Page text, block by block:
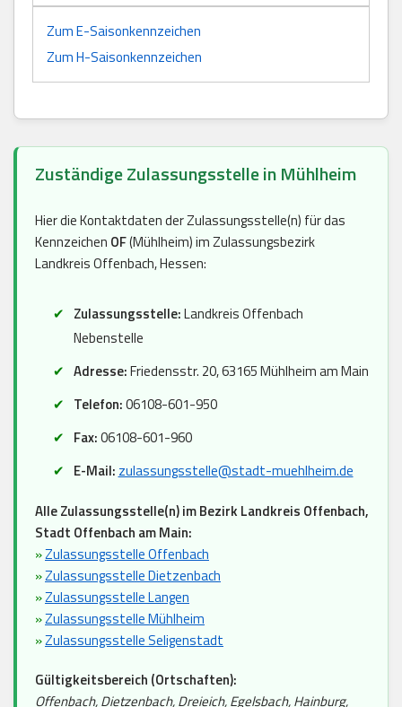
Zum E-Saisonkennzeichen
Zum H-Saisonkennzeichen
Zuständige Zulassungsstelle in Mühlheim
Hier die Kontaktdaten der Zulassungsstelle(n) für das
Kennzeichen OF(Mühlheim) im Zulassungsbezirk
Landkreis Offenbach, Hessen:
Zulassungsstelle:Landkreis Offenbach
Nebenstelle
Adresse:Friedensstr. 20, 63165 Mühlheim am Main
Telefon:06108-601-950
Fax:06108-601-960
E-Mail: zulassungsstelle@stadt-muehlheim.de
Alle Zulassungsstelle(n) im Bezirk Landkreis Offenbach,
Stadt Offenbach am Main:
»Zulassungsstelle Offenbach
»Zulassungsstelle Dietzenbach
»Zulassungsstelle Langen
»Zulassungsstelle Mühlheim
»Zulassungsstelle Seligenstadt
Gültigkeitsbereich (Ortschaften):
Offenbach, Dietzenbach, Dreieich, Egelsbach, Hainburg,